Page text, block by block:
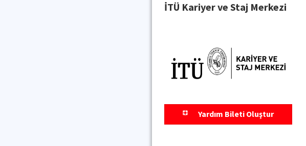
İTÜ Kariyer ve Staj Merkezi
Yardım Bileti Oluştur